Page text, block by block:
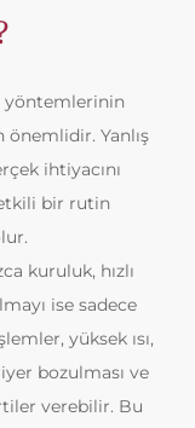
yöntemlerinin
Yanlış
ihtiyacını
bir rutin
kuruluk, hızlı
ise sadece
yüksek ısı,
bozulması ve
verebilir. Bu